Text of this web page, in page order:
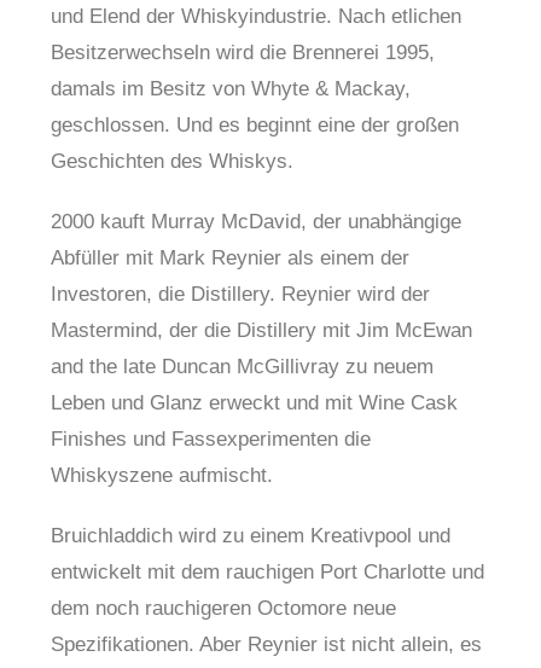
und Elend der Whiskyindustrie. Nach etlichen
Besitzerwechseln wird die Brennerei 1995,
damals im Besitz von Whyte & Mackay,
geschlossen. Und es beginnt eine der großen
Geschichten des Whiskys.
2000 kauft Murray McDavid, der unabhängige
Abfüller mit Mark Reynier als einem der
Investoren, die Distillery. Reynier wird der
Mastermind, der die Distillery mit Jim McEwan
and the late Duncan McGillivray zu neuem
Leben und Glanz erweckt und mit Wine Cask
Finishes und Fassexperimenten die
Whiskyszene aufmischt.
Bruichladdich wird zu einem Kreativpool und
entwickelt mit dem rauchigen Port Charlotte und
dem noch rauchigeren Octomore neue
Spezifikationen. Aber Reynier ist nicht allein, es